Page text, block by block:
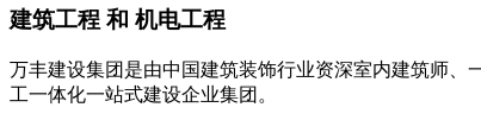
建筑工程 和 机电工程
万丰建设集团是由中国建筑装饰行业资深室内建筑师
工一体化一站式建设企业集团。